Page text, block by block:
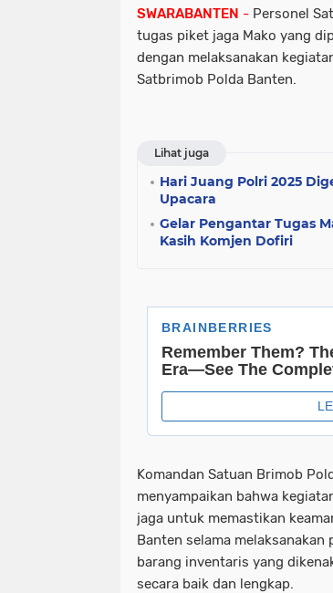
SWARABANTEN - Personel
tugas piket jaga Mako yang
dengan melaksanakan
Satbrimob Polda Banten.
Lihat juga
Hari Juang Polri 2025
Upacara
Gelar Pengantar Tugas
Kasih Komjen Dofiri
Komandan Satuan Brimob
menyampaikan bahwa
jaga untuk memastikan
Banten selama
barang inventaris yang
secara baik dan lengkap.